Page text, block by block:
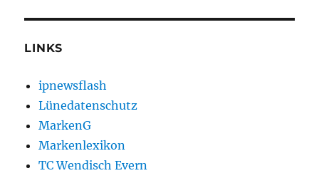
LINKS
ipnewsflash
Lünedatenschutz
MarkenG
Markenlexikon
TC Wendisch Evern